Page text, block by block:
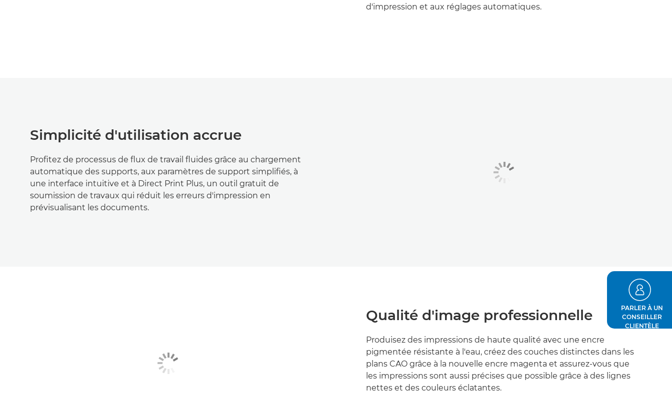
d'impression et aux réglages automatiques.
Simplicité d'utilisation accrue
Profitez de processus de flux de travail fluides grâce au chargement
automatique des supports, aux paramètres de support simplifiés, à
une interface intuitive et à Direct Print Plus, un outil gratuit de
soumission de travaux qui réduit les erreurs d'impression en
prévisualisant les documents.
Qualité d'image professionnelle
Produisez des impressions de haute qualité avec une encre
pigmentée résistante à l'eau, créez des couches distinctes dans les
plans CAO grâce à la nouvelle encre magenta et assurez-vous que
les impressions sont aussi précises que possible grâce à des lignes
nettes et des couleurs éclatantes.
PARLER À UN
CONSEILLER
CLIENTÈLE